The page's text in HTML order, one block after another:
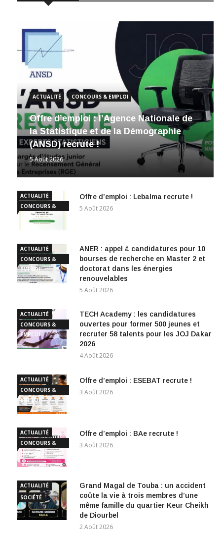
ACTUALITÉ CONCOURS & EMPLOI
Offre d’emploi : l’Agence Nationale de
la Statistique et de la Démographie
(ANSD) recrute !
5 Août 2026
ACTUALITÉ
CONCOURS &
EMPLOI
Offre d’emploi : Lebalma recrute !
5 Août 2026
ACTUALITÉ
CONCOURS &
EMPLOI
ANER : appel à candidatures pour 10
bourses de recherche en Master 2 et
doctorat dans les énergies
renouvelables
5 Août 2026
ACTUALITÉ
CONCOURS &
EMPLOI
TECH Academy : les candidatures
ouvertes pour former 500 jeunes et
recruter 58 talents pour les JOJ Dakar
2026
4 Août 2026
ACTUALITÉ
CONCOURS &
EMPLOI
Offre d’emploi : ESEBAT recrute !
3 Août 2026
ACTUALITÉ
CONCOURS &
EMPLOI
Offre d’emploi : BAe recrute !
3 Août 2026
ACTUALITÉ
SOCIÉTÉ
Grand Magal de Touba : un accident
coûte la vie à trois membres d’une
même famille du quartier Keur Cheikh
de Diourbel
2 Août 2026